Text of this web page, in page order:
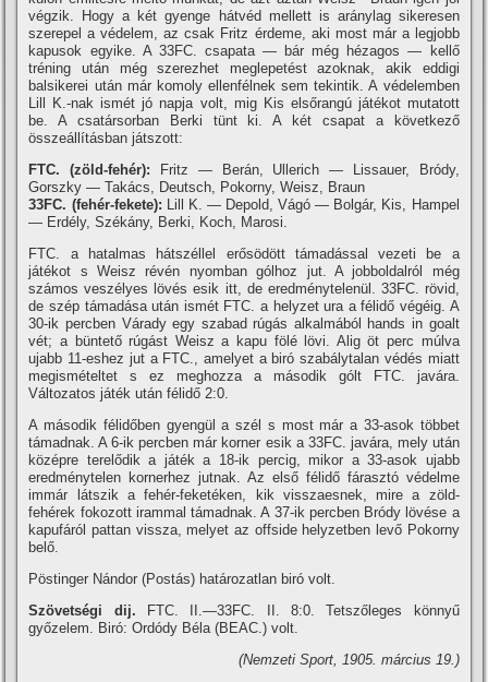
végzik. Hogy a két gyenge hátvéd mellett is aránylag sikeresen
szerepel a védelem, az csak Fritz érdeme, aki most már a legjobb
kapusok egyike. A 33FC. csapata — bár még hézagos — kellő
tréning után még szerezhet meglepetést azoknak, akik eddigi
balsikerei után már komoly ellenfélnek sem tekintik. A védelemben
Lill K.-nak ismét jó napja volt, mig Kis elsőrangú játékot mutatott
be. A csatársorban Berki tünt ki. A két csapat a következő
összeállí­tásban játszott:
FTC. (zöld-fehér): Fritz — Berán, Ullerich — Lissauer, Bródy,
Gorszky — Takács, Deutsch, Pokorny, Weisz, Braun
33FC. (fehér-fekete): Lill K. — Depold, Vágó — Bolgár, Kis, Hampel
— Erdély, Székány, Berki, Koch, Marosi.
FTC. a hatalmas hátszéllel erősödött támadással vezeti be a
játékot s Weisz révén nyomban gólhoz jut. A jobboldalról még
számos veszélyes lövés esik itt, de eredménytelenül. 33FC. rövid,
de szép támadása után ismét FTC. a helyzet ura a félidő végéig. A
30-ik percben Várady egy szabad rúgás alkalmából hands in goalt
vét; a büntető rúgást Weisz a kapu fölé lövi. Alig öt perc múlva
ujabb 11-eshez jut a FTC., amelyet a biró szabálytalan védés miatt
megismételtet s ez meghozza a második gólt FTC. javára.
Változatos játék után félidő 2:0.
A második félidőben gyengül a szél s most már a 33-asok többet
támadnak. A 6-ik percben már korner esik a 33FC. javára, mely után
középre terelődik a játék a 18-ik percig, mikor a 33-asok ujabb
eredménytelen kornerhez jutnak. Az első félidő fárasztó védelme
immár látszik a fehér-feketéken, kik visszaesnek, mire a zöld-
fehérek fokozott irammal támadnak. A 37-ik percben Bródy lövése a
kapufáról pattan vissza, melyet az offside helyzetben levő Pokorny
belő.
Pöstinger Nándor (Postás) határozatlan biró volt.
Szövetségi dij. FTC. II.—33FC. II. 8:0. Tetszőleges könnyű
győzelem. Biró: Ordódy Béla (BEAC.) volt.
(Nemzeti Sport, 1905. március 19.)